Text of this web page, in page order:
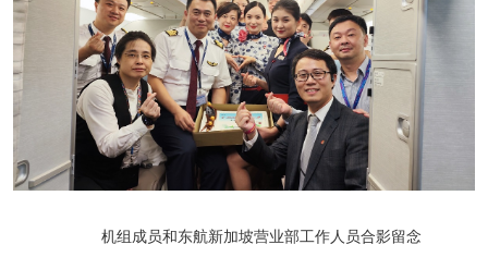
机组成员和东航新加坡营业部工作人员合影留念